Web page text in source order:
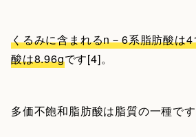
くるみに含まれるn－6系脂肪酸は
酸は8.96gです[4]。
多価不飽和脂肪酸は脂質の一種です